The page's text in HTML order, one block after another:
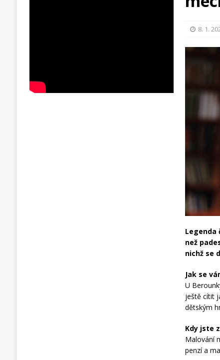
8. 1.
Legenda
než
nichž se
Jak se
U
ještě cítit
dětským
Kdy jste
Malování
penzí a